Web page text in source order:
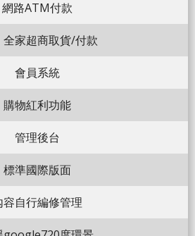
網路ATM付款
全家超商取貨/付款
會員系統
購物紅利功能
管理後台
標準國際版面
容自行編修管理